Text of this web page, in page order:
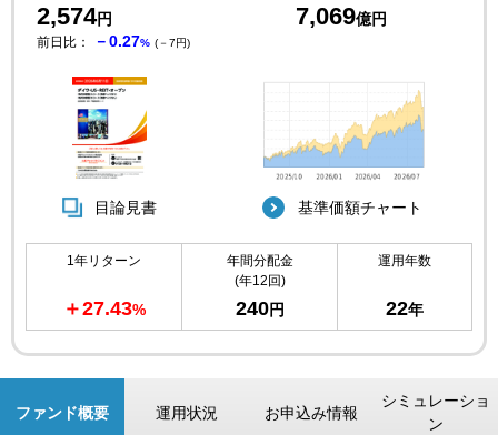
2,574円 7,069億円
前日比： －0.27% (－7円)
目論見書 基準価額チャート
1年リターン
＋27.43%
年間分配金
(年12回)
240円
運用年数
22年
ファンド概要 運用状況 お申込み情報
シミュレーショ
ン